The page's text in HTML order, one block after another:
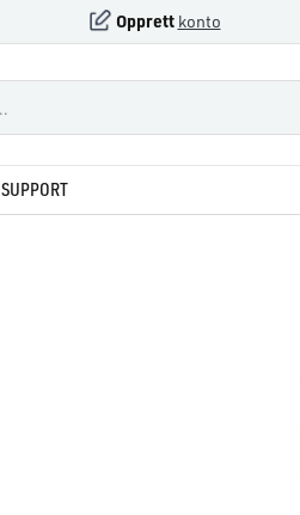
Opprett konto
SUPPORT